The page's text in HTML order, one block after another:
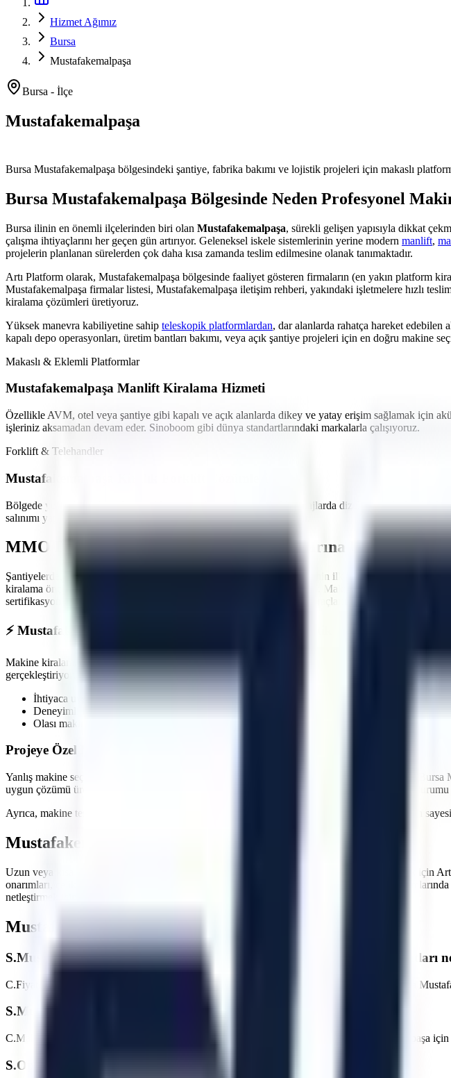
Hizmet Ağımız
Bursa
Mustafakemalpaşa
Bursa - İlçe
Mustafakemalpaşa
Bursa Mustafakemalpaşa bölgesindeki şantiye, fabrika bakımı ve lojistik projeleri için makaslı
Bursa Mustafakemalpaşa Bölgesinde Neden Profesyonel
Bursa ilinin en önemli ilçelerinden biri olan Mustafakemalpaşa, sürekli gelişen yapısıyla dikkat
çalışma ihtiyaçlarını her geçen gün artırıyor. Geleneksel iskele sistemlerinin yerine modern manlift,
projelerin planlanan sürelerden çok daha kısa zamanda teslim edilmesine olanak tanımaktadır.
Artı Platform olarak, Mustafakemalpaşa bölgesinde faaliyet gösteren firmaların (en yakın platform
Mustafakemalpaşa firmalar listesi, Mustafakemalpaşa iletişim rehberi, yakındaki işletmelere hızlı
kiralama çözümleri üretiyoruz.
Yüksek manevra kabiliyetine sahip teleskopik platformlardan, dar alanlarda rahatça hareket edebilen
kapalı depo operasyonları, üretim bantları bakımı, veya açık şantiye projeleri için en doğru makine
Makaslı & Eklemli Platformlar
Mustafakemalpaşa Manlift Kiralama Hizmeti
Özellikle AVM, otel veya şantiye gibi kapalı ve açık alanlarda dikey ve yatay erişim sağlamak için
işleriniz aksamadan devam eder. Sinoboom gibi dünya standartlarındaki markalarla çalışıyoruz.
Forklift & Telehandler
Mustafakemalpaşa
Bölgede yoğunlaşan için farklı tonajlarda dizel ve akülü
salınımı yapmayan akülü modeller en çok tercih edilen ürünlerimizdir.
MMO Denetimli ve İş Güvenliği Standartlarına Uygun Filo
Şantiyelerde, endüstriyel tesislerde yaşanan iş kazalarının önüne geçmenin ilk kuralı, kullanılan
kiralama öncesi PDI (Teslimat Öncesi Bakım) işlemlerini eksiksiz yapar. Makinelerimizin tamamı
sertifikasyonuna sahiptir.
sahasında görev yapacak araçlarımız, operatörün
⚡ Mustafakemalpaşa
Makine kiralama süreçlerinde en kritik faktörlerden biri zaman yönetimidir. Artı Platform olarak
gerçekleştiriyoruz. Özellikleacil müdahale gerektiren onarımlarda
, saatler içinde makinenin
İhtiyaca uygun kapasite, gerçek stok ve sevkiyat uygunluğu kontrolü
Deneyimli lojistik personeli ile güvenli indirme/bindirme işlemleri
Olası makine arızalarında hızlı servis ve yedek makine tahsisi imkanı
Projeye Özel Makine Seçimi ve Saha İnceleme Seçeneği
Yanlış makine seçimi, projelerde hem zaman kaybına hem de ekstra maliyetlere neden olabilir. Bursa
uygun çözümü üretir. Çalışılacak zeminin taşıma kapasitesi, kapı ve koridor genişlikleri, eğim
Ayrıca, makine teslimatında operatörlerinize veya ilgili personelinize verilen teknik oryantasyon
Mustafakemalpaşa
Uzun veya kısa dönemli operasyonlarınızda maliyetlerinizi düşürürken verimliliğinizi artırmak için
onarımları, çelik konstrüksiyon montajları, çatı tamiratları ve sanayi tipi üretim hatlarının
netleştirmek için ekibimizle iletişime geçebilirsiniz.
Mustafakemalpaşa
S.Mustafakemalpaşa bölgesinde günlük/haftalık platform kiralama fiyatları
C.Fiyatlar makine tipine (makaslı, eklemli vb.) ve kiralama süresine göre değişmektedir. Bursa
S.Mustafakemalpaşa bölgesine teslimat nasıl planlanır?
C.Makine parkı, nakliye rotası, saha erişimi ve talep tarihi kontrol edilir. Bursa Mustafakemalpaşa
S.Operatörlü kiralama hizmetiniz var mı?